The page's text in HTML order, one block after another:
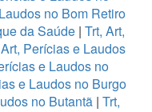
no Bom Retiro
da Saúde | Trt, Art,
Perícias e Laudos
e Laudos no
e Laudos no Burgo
no Butantã| Trt,